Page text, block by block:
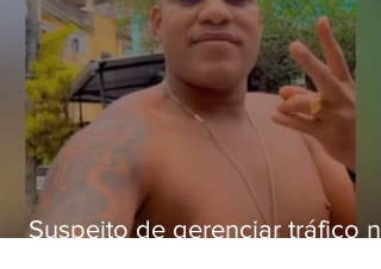
Suspeito de gerenciar tráfico na